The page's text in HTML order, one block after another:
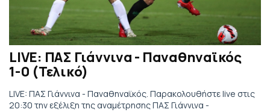
LIVE: ΠΑΣ Γιάννινα - Παναθηναϊκός
1-0 (Τελικό)
LIVE: ΠΑΣ Γιάννινα - Παναθηναϊκός. Παρακολουθήστε live στις
20:30 την εξέλιξη της αναμέτρησης ΠΑΣ Γιάννινα -